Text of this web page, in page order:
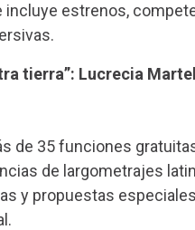
incluye estrenos,
tierra”: Lucrecia
de 35 funciones
de largometrajes
y propuestas